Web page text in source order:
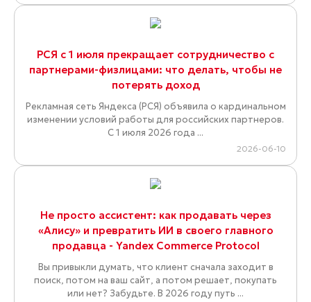
РСЯ с 1 июля прекращает сотрудничество с
партнерами-физлицами: что делать, чтобы не
потерять доход
Рекламная сеть Яндекса (РСЯ) объявила о кардинальном
изменении условий работы для российских партнеров.
С 1 июля 2026 года ...
2026-06-10
Не просто ассистент: как продавать через
«Алису» и превратить ИИ в своего главного
продавца - Yandex Commerce Protocol
Вы привыкли думать, что клиент сначала заходит в
поиск, потом на ваш сайт, а потом решает, покупать
или нет? Забудьте. В 2026 году путь ...